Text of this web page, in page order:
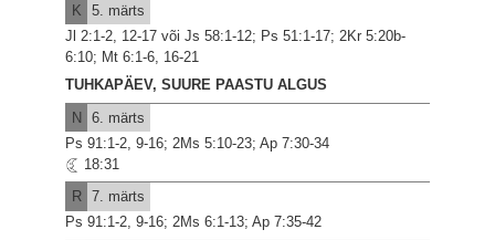
K
5. märts
Jl 2:1-2, 12-17 või Js 58:1-12; Ps 51:1-17; 2Kr 5:20b-
6:10; Mt 6:1-6, 16-21
TUHKAPÄEV, SUURE PAASTU ALGUS
N
6. märts
Ps 91:1-2, 9-16; 2Ms 5:10-23; Ap 7:30-34
18:31
R
7. märts
Ps 91:1-2, 9-16; 2Ms 6:1-13; Ap 7:35-42